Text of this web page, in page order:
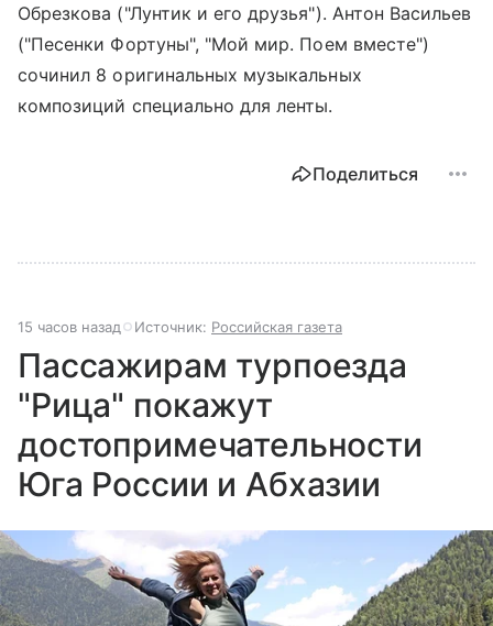
Обрезкова ("Лунтик и его друзья"). Антон Васильев
("Песенки Фортуны", "Мой мир. Поем вместе")
сочинил 8 оригинальных музыкальных
композиций специально для ленты.
Поделиться
15 часов назад Источник: Российская газета
Пассажирам турпоезда
"Рица" покажут
достопримечательности
Юга России и Абхазии